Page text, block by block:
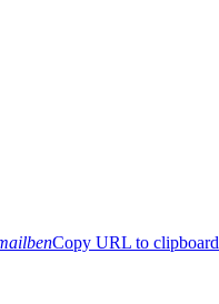
Copy URL to clipboard